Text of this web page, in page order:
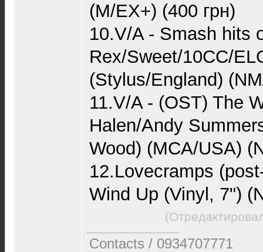
(M/EX+) (400 грн)
10.V/A - Smash hits
Rex/Sweet/10CC/
(Stylus/England)
11.V/A - (OST) The
Halen/Andy
Wood) (MCA/USA)
12.Lovecramps
Wind Up (Vinyl, 7")
Contacts / 0934707771